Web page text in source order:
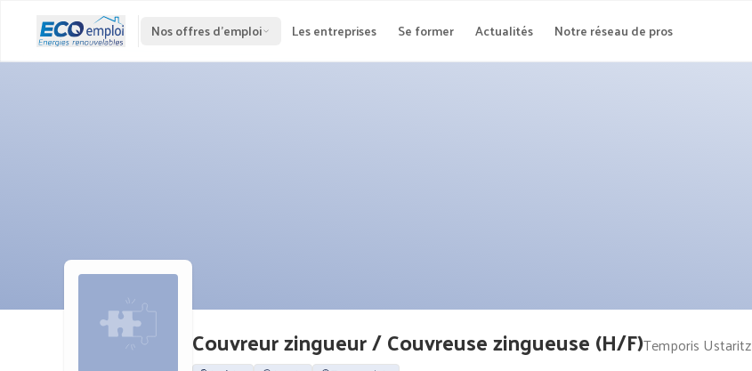
Nos offres d'emploi Les entreprises Se former Actualités Notre réseau de pros
Couvreur zingueur / Couvreuse zingueuse (H/F)Temporis Ustaritz